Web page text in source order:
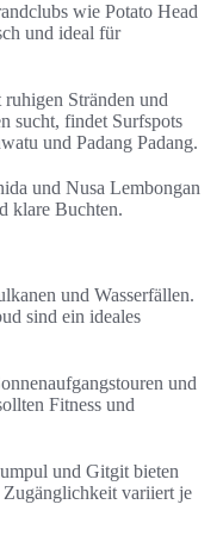
wie Potato Head
und ideal für
Stränden und
sucht, findet Surfspots
und Padang Padang.
und Nusa Lembongan
klare Buchten.
und Wasserfällen.
sind ein ideales
und
Fitness und
und Gitgit bieten
variiert je